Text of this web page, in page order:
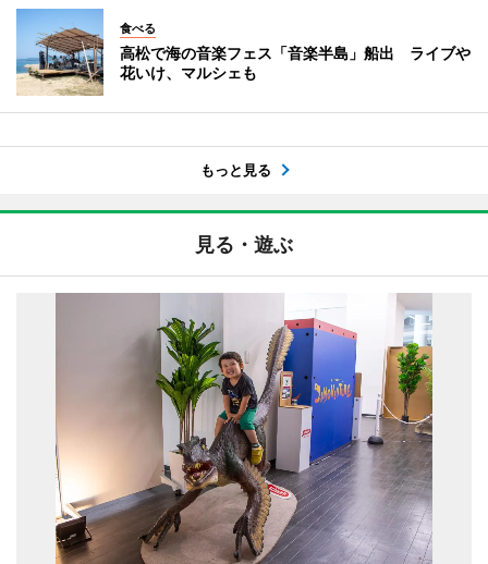
食べる
高松で海の音楽フェス「音楽半島」船出 ライブや
花いけ、マルシェも
もっと見る
見る・遊ぶ